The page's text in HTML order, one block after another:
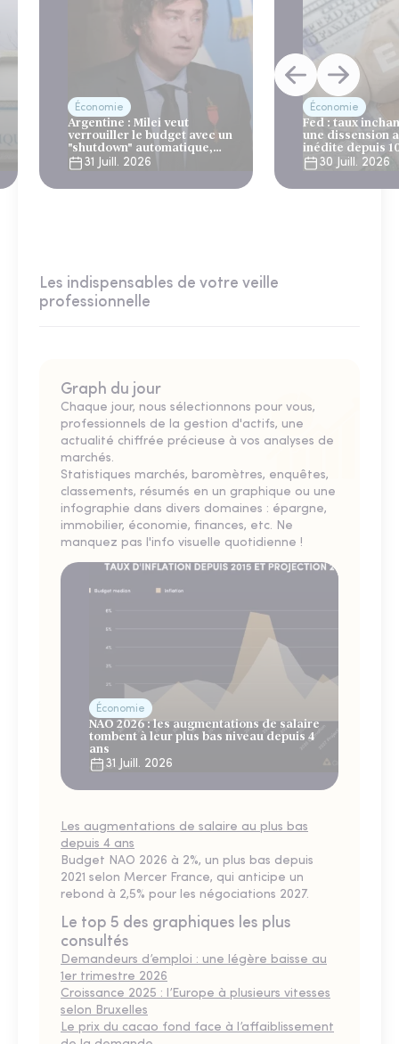
Économie
Argentine : Milei veut
verrouiller le budget avec un
"shutdown" automatique,
sous le regard bienveillant
du FMI
31 Juill. 2026
Économie
Fed : taux
une dissension
inédite depuis
30 Juill. 2026
Les indispensables de votre veille
professionnelle
Graph du jour
Chaque jour, nous sélectionnons pour vous,
professionnels de la gestion d'actifs, une
actualité chiffrée précieuse à vos analyses de
marchés.
Statistiques marchés, baromètres, enquêtes,
classements, résumés en un graphique ou une
infographie dans divers domaines : épargne,
immobilier, économie, finances, etc. Ne
manquez pas l'info visuelle quotidienne !
Économie
NAO 2026 : les augmentations de salaire
tombent à leur plus bas niveau depuis 4
ans
31 Juill. 2026
Les augmentations de salaire au plus bas
depuis 4 ans
Budget NAO 2026 à 2%, un plus bas depuis
2021 selon Mercer France, qui anticipe un
rebond à 2,5% pour les négociations 2027.
Le top 5 des graphiques les plus
consultés
Demandeurs d’emploi : une légère baisse au
1er trimestre 2026
Croissance 2025 : l’Europe à plusieurs vitesses
selon Bruxelles
Le prix du cacao fond face à l’affaiblissement